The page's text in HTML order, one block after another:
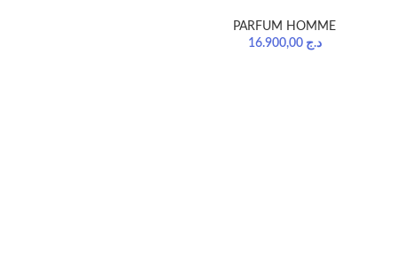
PARFUM HOMME
د.ج 16.900,00